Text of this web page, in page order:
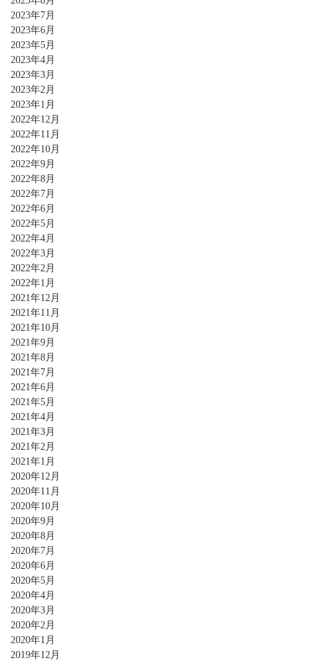
2023年7月
2023年6月
2023年5月
2023年4月
2023年3月
2023年2月
2023年1月
2022年12月
2022年11月
2022年10月
2022年9月
2022年8月
2022年7月
2022年6月
2022年5月
2022年4月
2022年3月
2022年2月
2022年1月
2021年12月
2021年11月
2021年10月
2021年9月
2021年8月
2021年7月
2021年6月
2021年5月
2021年4月
2021年3月
2021年2月
2021年1月
2020年12月
2020年11月
2020年10月
2020年9月
2020年8月
2020年7月
2020年6月
2020年5月
2020年4月
2020年3月
2020年2月
2020年1月
2019年12月